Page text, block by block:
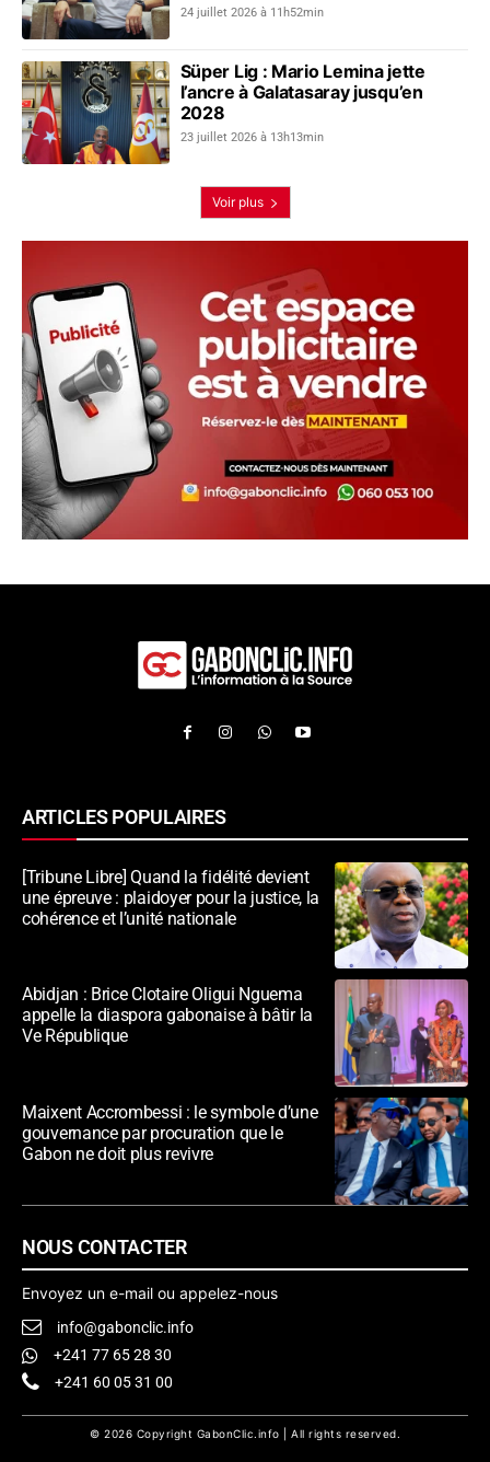
24 juillet 2026 à 11h52min
Süper Lig : Mario Lemina jette
l’ancre à Galatasaray jusqu’en
2028
23 juillet 2026 à 13h13min
Voir plus
ARTICLES POPULAIRES
[Tribune Libre] Quand la fidélité devient
une épreuve : plaidoyer pour la justice, la
cohérence et l’unité nationale
Abidjan : Brice Clotaire Oligui Nguema
appelle la diaspora gabonaise à bâtir la
Ve République
Maixent Accrombessi : le symbole d’une
gouvernance par procuration que le
Gabon ne doit plus revivre
NOUS CONTACTER
Envoyez un e-mail ou appelez-nous
info@gabonclic.info
+241 77 65 28 30
+241 60 05 31 00
© 2026 Copyright GabonClic.info | All rights reserved.